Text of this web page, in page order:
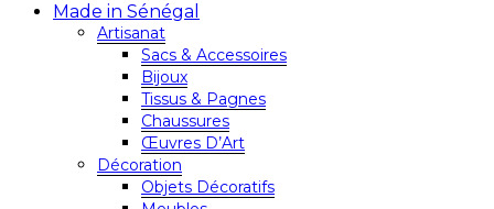
Made in Sénégal
Artisanat
Sacs & Accessoires
Bijoux
Tissus & Pagnes
Chaussures
Œuvres D’Art
Décoration
Objets Décoratifs